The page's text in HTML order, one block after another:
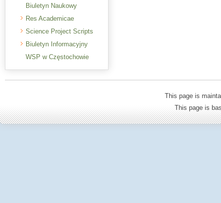
Biuletyn Naukowy
Res Academicae
Science Project Scripts
Biuletyn Informacyjny
WSP w Częstochowie
This page is
This page is